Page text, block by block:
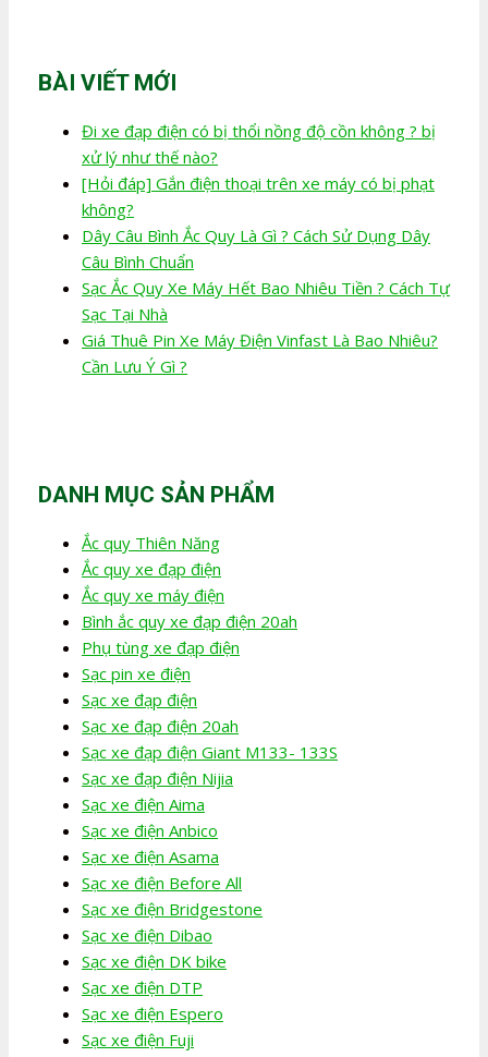
BÀI VIẾT MỚI
Đi xe đạp điện có bị thổi nồng độ cồn không ? bị
xử lý như thế nào?
[Hỏi đáp] Gắn điện thoại trên xe máy có bị phạt
không?
Dây Câu Bình Ắc Quy Là Gì ? Cách Sử Dụng Dây
Câu Bình Chuẩn
Sạc Ắc Quy Xe Máy Hết Bao Nhiêu Tiền ? Cách Tự
Sạc Tại Nhà
Giá Thuê Pin Xe Máy Điện Vinfast Là Bao Nhiêu?
Cần Lưu Ý Gì ?
DANH MỤC SẢN PHẨM
Ắc quy Thiên Năng
Ắc quy xe đạp điện
Ắc quy xe máy điện
Bình ắc quy xe đạp điện 20ah
Phụ tùng xe đạp điện
Sạc pin xe điện
Sạc xe đạp điện
Sạc xe đạp điện 20ah
Sạc xe đạp điện Giant M133- 133S
Sạc xe đạp điện Nijia
Sạc xe điện Aima
Sạc xe điện Anbico
Sạc xe điện Asama
Sạc xe điện Before All
Sạc xe điện Bridgestone
Sạc xe điện Dibao
Sạc xe điện DK bike
Sạc xe điện DTP
Sạc xe điện Espero
Sạc xe điện Fuji